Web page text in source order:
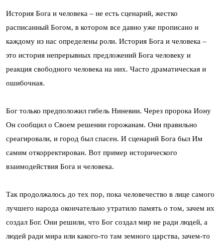
История Бога и человека – не есть сценарий, жестко
расписанный Богом, в котором все давно уже прописано и
каждому из нас определены роли. История Бога и человека –
это история непрерывных предложений Бога человеку и
реакция свободного человека на них. Часто драматическая и
ошибочная.
Бог только предположил гибель Ниневии. Через пророка Иону
Он сообщил о Своем решении горожанам. Они правильно
среагировали, и город был спасен. И сценарий Бога был Им
самим откорректирован. Вот пример исторического
взаимодействия Бога и человека.
Так продолжалось до тех пор, пока человечество в лице самого
лучшего народа окончательно утратило память о том, зачем их
создал Бог. Они решили, что Бог создал мир не ради людей, а
людей ради мира или какого-то там земного царства, зачем-то